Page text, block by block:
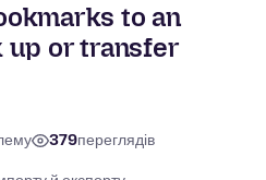
to an
up or transfer
379переглядів